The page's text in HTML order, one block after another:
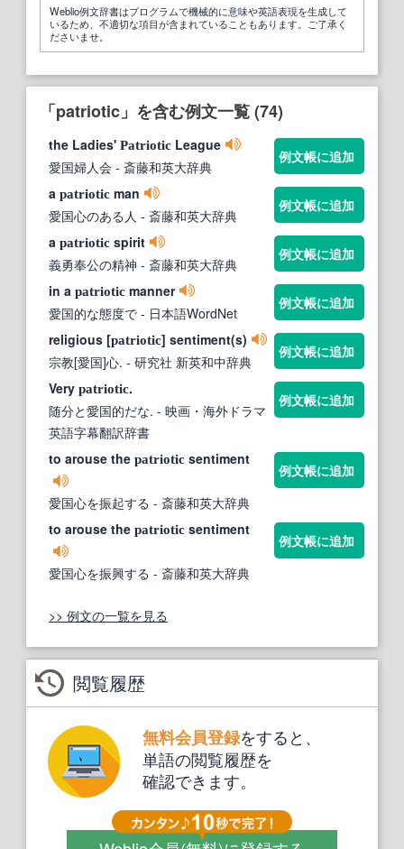
Weblio例文辞書はプログラムで機械的に意味や英語表現を生成して
いるため、不適切な項目が含まれていることもあります。ご了承く
ださいませ。
「patriotic」を含む例文一覧 (74)
the Ladies' Patriotic League
愛国婦人会 - 斎藤和英大辞典
例文帳に追加
a patriotic man
愛国心のある人 - 斎藤和英大辞典
例文帳に追加
a patriotic spirit
義勇奉公の精神 - 斎藤和英大辞典
例文帳に追加
in a patriotic manner
愛国的な態度で - 日本語WordNet
例文帳に追加
religious [patriotic] sentiment(s)
宗教[愛国]心. - 研究社 新英和中辞典
例文帳に追加
Very patriotic.
随分と愛国的だな. - 映画・海外ドラマ
英語字幕翻訳辞書
例文帳に追加
to arouse the patriotic sentiment
愛国心を振起する - 斎藤和英大辞典
例文帳に追加
to arouse the patriotic sentiment
愛国心を振興する - 斎藤和英大辞典
例文帳に追加
>> 例文の一覧を見る
閲覧履歴
無料会員登録をすると、
単語の閲覧履歴を
確認できます。